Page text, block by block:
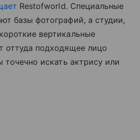
Restofworld. Специальные
базы фотографий, а студии,
вертикальные
оттуда подходящее лицо
точечно искать актрису или